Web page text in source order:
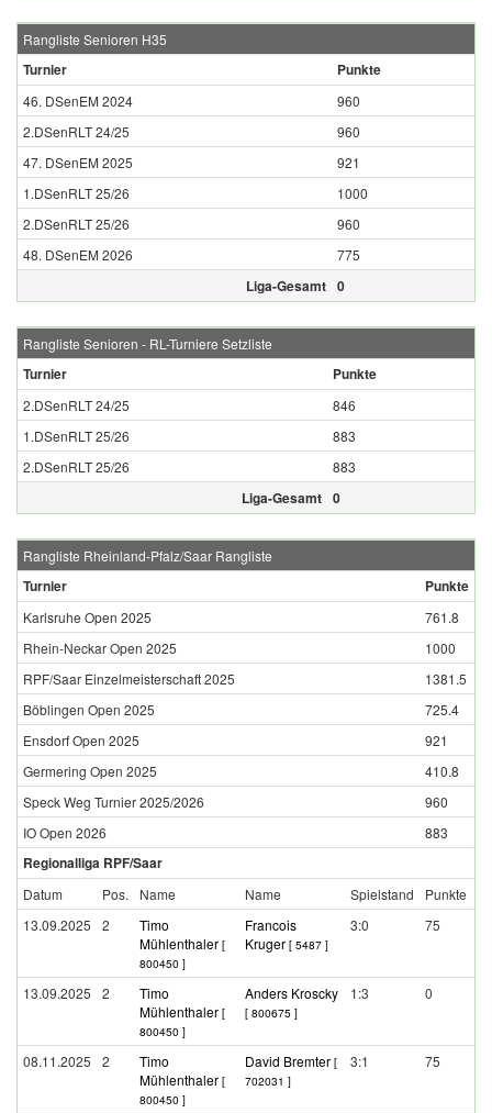
Rangliste Senioren H35
Turnier Punkte
46. DSenEM 2024
960
2.DSenRLT 24/25
960
47. DSenEM 2025
921
1.DSenRLT 25/26
1000
2.DSenRLT 25/26
960
48. DSenEM 2026
775
Liga-Gesamt 0
Rangliste Senioren - RL-Turniere Setzliste
Turnier Punkte
2.DSenRLT 24/25
846
1.DSenRLT 25/26
883
2.DSenRLT 25/26
883
Liga-Gesamt 0
Rangliste Rheinland-Pfalz/Saar Rangliste
Turnier Punkte
Karlsruhe Open 2025
761.8
Rhein-Neckar Open 2025
1000
RPF/Saar Einzelmeisterschaft 2025
1381.5
Böblingen Open 2025
725.4
Ensdorf Open 2025
921
Germering Open 2025
410.8
Speck Weg Turnier 2025/2026
960
IO Open 2026
883
Regionalliga RPF/Saar
Datum Pos. Name Name Spielstand
Punkte
13.09.2025
2
Timo
Mühlenthaler [
800450 ]
Francois
Kruger [ 5487 ]
3:0 75
13.09.2025 2
Timo
Mühlenthaler [
800450 ]
Anders Kroscky
[ 800675 ]
1:3 0
08.11.2025 2
Timo
Mühlenthaler [
800450 ]
David Bremter [
702031 ]
3:1 75